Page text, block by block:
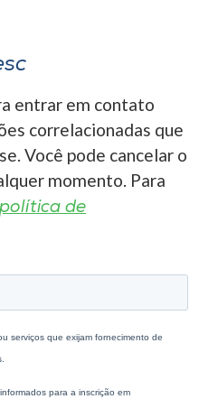
entrar em contato
correlacionadas que
Você pode cancelar o
momento. Para
política de